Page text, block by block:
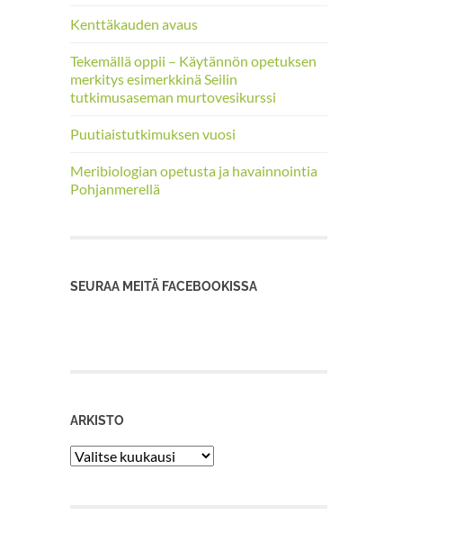
Kenttäkauden avaus
Tekemällä oppii – Käytännön opetuksen
merkitys esimerkkinä Seilin
tutkimusaseman murtovesikurssi
Puutiaistutkimuksen vuosi
Meribiologian opetusta ja havainnointia
Pohjanmerellä
SEURAA MEITÄ FACEBOOKISSA
ARKISTO
Arkisto